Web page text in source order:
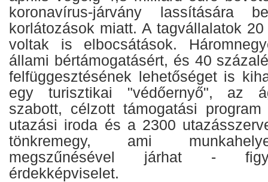
koronavírus-járvány lassítására
korlátozások miatt. A tagvállalatok
voltak is elbocsátások.
állami bértámogatásért, és 40
felfüggesztésének lehetőséget is
egy turisztikai "védőernyő", az
szabott, célzott támogatási
utazási iroda és a 2300
tönkremegy, ami
megszűnésével járhat -
érdekképviselet.